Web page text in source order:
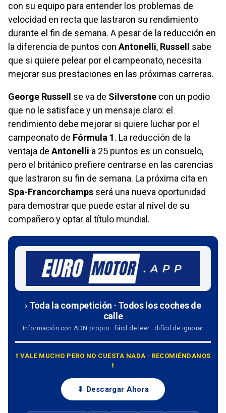
con su equipo para entender los problemas de
velocidad en recta que lastraron su rendimiento
durante el fin de semana. A pesar de la reducción en
la diferencia de puntos conAntonelli, Russell
sabe
que si quiere pelear por el campeonato, necesita
mejorar sus prestaciones en las próximas carreras.
George Russell se va de Silverstone con un podio
que no le satisface y un mensaje claro: el
rendimiento debe mejorar si quiere luchar por el
campeonato de Fórmula 1. La reducción de la
ventaja deAntonelli a 25 puntos es un consuelo,
pero el británico prefiere centrarse en las carencias
que lastraron su fin de semana. La próxima cita en
Spa-Francorchamps será una nueva oportunidad
para demostrar que puede estar al nivel de su
compañero y optar al título mundial.
› Toda la competición · Todos los coches de
calle
Información con ADN propio · fácil de leer · difícil de ignorar
⭡ VALE MUCHO PERO NO CUESTA NADA · RECOMIÉNDANOS
⭡
⬇ Descargar Ahora